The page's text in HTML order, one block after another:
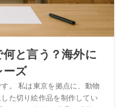
何と言う？海外に
ーズ
。 私は東京を拠点に、動物
た切り絵作品を制作してい